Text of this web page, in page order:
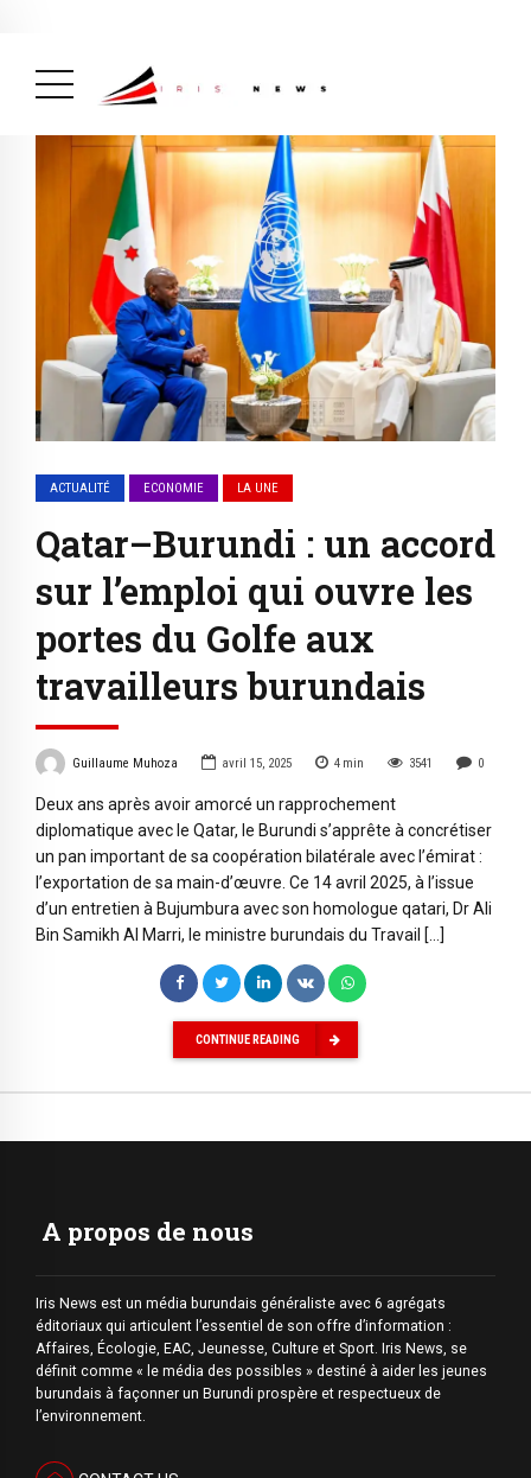
ACTUALITÉ ECONOMIE LA UNE
Qatar–Burundi : un accord
sur l’emploi qui ouvre les
portes du Golfe aux
travailleurs burundais
Guillaume Muhoza avril 15, 2025 4 min 3541 0
Deux ans après avoir amorcé un rapprochement
diplomatique avec le Qatar, le Burundi s’apprête à concrétiser
un pan important de sa coopération bilatérale avec l’émirat :
l’exportation de sa main-d’œuvre. Ce 14 avril 2025, à l’issue
d’un entretien à Bujumbura avec son homologue qatari, Dr Ali
Bin Samikh Al Marri, le ministre burundais du Travail […]
CONTINUE READING
A propos de nous
Iris News est un média burundais généraliste avec 6 agrégats
éditoriaux qui articulent l’essentiel de son offre d’information :
Affaires, Écologie, EAC, Jeunesse, Culture et Sport. Iris News, se
définit comme « le média des possibles » destiné à aider les jeunes
burundais à façonner un Burundi prospère et respectueux de
l’environnement.